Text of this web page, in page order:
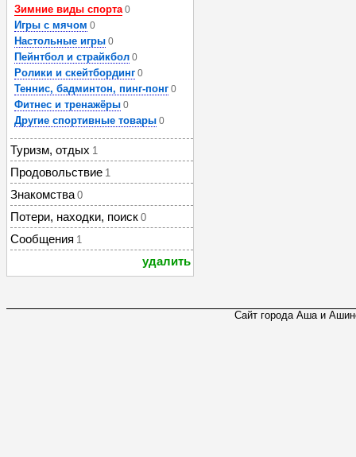
Зимние виды спорта 0
Игры с мячом 0
Настольные игры 0
Пейнтбол и страйкбол 0
Ролики и скейтбординг 0
Теннис, бадминтон, пинг-понг 0
Фитнес и тренажёры 0
Другие спортивные товары 0
Туризм, отдых 1
Продовольствие 1
Знакомства 0
Потери, находки, поиск 0
Сообщения 1
удалить
Сайт города Аша и